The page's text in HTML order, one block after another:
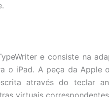
e consiste na
o iPad. A peça da
através do teclar
virtuais